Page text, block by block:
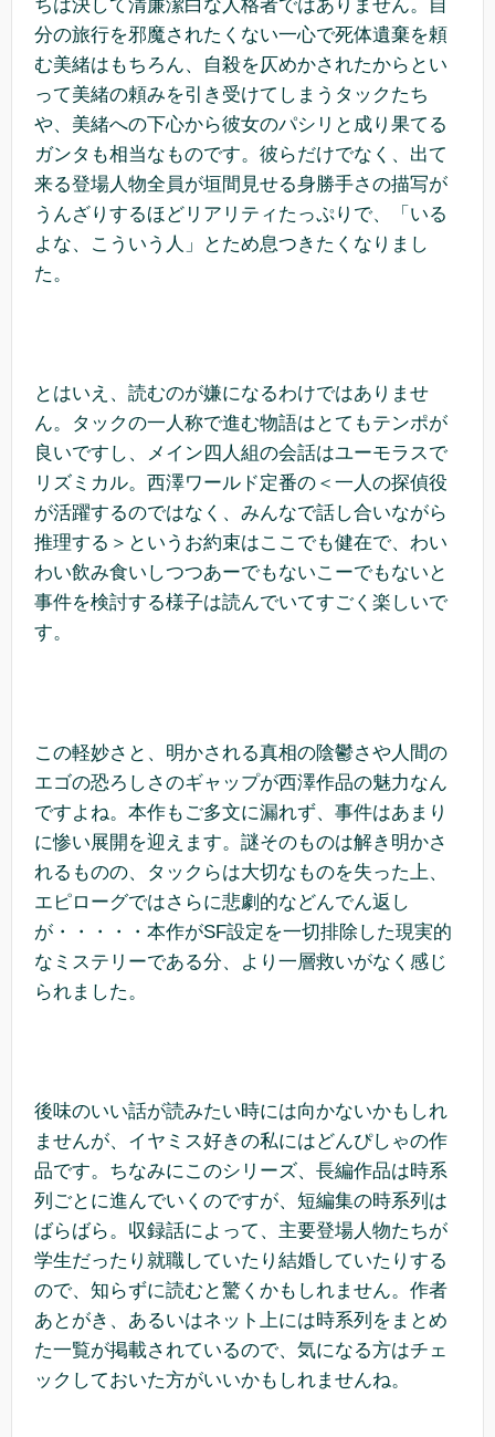
ちは決して清廉潔白な人格者ではありません。自
分の旅行を邪魔されたくない一心で死体遺棄を頼
む美緒はもちろん、自殺を仄めかされたからとい
って美緒の頼みを引き受けてしまうタックたち
や、美緒への下心から彼女のパシリと成り果てる
ガンタも相当なものです。彼らだけでなく、出て
来る登場人物全員が垣間見せる身勝手さの描写が
うんざりするほどリアリティたっぷりで、「いる
よな、こういう人」とため息つきたくなりまし
た。
とはいえ、読むのが嫌になるわけではありませ
ん。タックの一人称で進む物語はとてもテンポが
良いですし、メイン四人組の会話はユーモラスで
リズミカル。西澤ワールド定番の＜一人の探偵役
が活躍するのではなく、みんなで話し合いながら
推理する＞というお約束はここでも健在で、わい
わい飲み食いしつつあーでもないこーでもないと
事件を検討する様子は読んでいてすごく楽しいで
す。
この軽妙さと、明かされる真相の陰鬱さや人間の
エゴの恐ろしさのギャップが西澤作品の魅力なん
ですよね。本作もご多文に漏れず、事件はあまり
に惨い展開を迎えます。謎そのものは解き明かさ
れるものの、タックらは大切なものを失った上、
エピローグではさらに悲劇的などんでん返し
が・・・・・本作がSF設定を一切排除した現実的
なミステリーである分、より一層救いがなく感じ
られました。
後味のいい話が読みたい時には向かないかもしれ
ませんが、イヤミス好きの私にはどんぴしゃの作
品です。ちなみにこのシリーズ、長編作品は時系
列ごとに進んでいくのですが、短編集の時系列は
ばらばら。収録話によって、主要登場人物たちが
学生だったり就職していたり結婚していたりする
ので、知らずに読むと驚くかもしれません。作者
あとがき、あるいはネット上には時系列をまとめ
た一覧が掲載されているので、気になる方はチェ
ックしておいた方がいいかもしれませんね。